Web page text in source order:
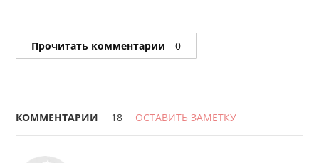
Прочитать комментарии 0
КОММЕНТАРИИ 18 ОСТАВИТЬ ЗАМЕТКУ